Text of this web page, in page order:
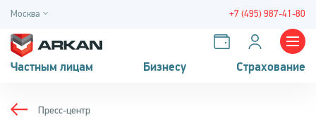
Москва +7 (495) 987-41-80
Частным лицам Бизнесу Страхование
Пресс-центр